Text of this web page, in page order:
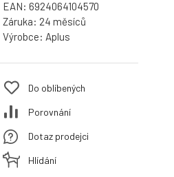
EAN: 6924064104570
Záruka: 24 měsíců
Výrobce: Aplus
Do oblíbených
Porovnání
Dotaz prodejci
Hlídání